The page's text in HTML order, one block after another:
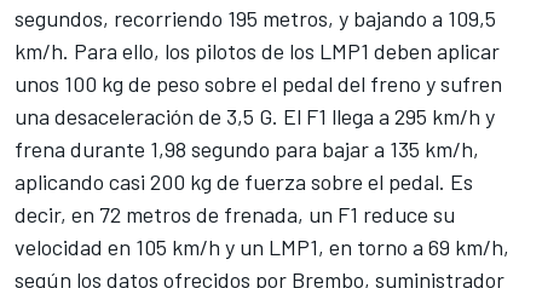
segundos, recorriendo 195 metros, y bajando a 109,5
km/h. Para ello, los pilotos de los LMP1 deben aplicar
unos 100 kg de peso sobre el pedal del freno y sufren
una desaceleración de 3,5 G. El F1 llega a 295 km/h y
frena durante 1,98 segundo para bajar a 135 km/h,
aplicando casi 200 kg de fuerza sobre el pedal. Es
decir, en 72 metros de frenada, un F1 reduce su
velocidad en 105 km/h y un LMP1, en torno a 69 km/h,
según los datos ofrecidos por Brembo, suministrador